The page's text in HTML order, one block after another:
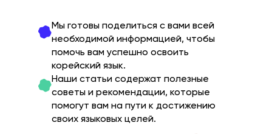
Мы готовы поделиться с вами всей
необходимой информацией, чтобы
помочь вам успешно освоить
корейский язык.
Наши статьи содержат полезные
советы и рекомендации, которые
помогут вам на пути к достижению
своих языковых целей.